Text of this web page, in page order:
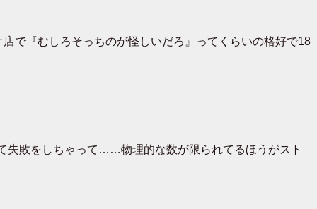
で『むしろそっちのが怪しいだろ』ってくらいの格好で18
失敗をしちゃって……物理的な数が限られてるほうがスト